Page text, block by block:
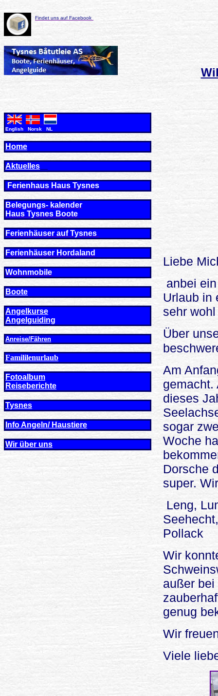
Findet uns auf Facebook
English Norsk NL
Home
Aktuelles
Ferienhaus Haus Tysnes
Belegungs- kalender
Haus Tysnes Boote
Ferienhäuser auf Tysnes
Ferienhäuser Hordaland
Wohnmobile
Boote
Angelkurse
Angel guiding
Anreise/Fähren
Famililenurlaub
Fotoalbum
Reiseberichte
Tysnes
Info Angeln/ Haustiere
Wir über uns
Liebe
anbei
Urlaub in
sehr
Über
Am
gemacht.
dieses
sogar
Woche
Dorsche
super.
Leng,
Pollack
Wir
außer
genug
Wir
Viele